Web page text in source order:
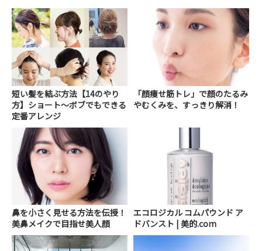
短い髪を結ぶ方法【14のやり
方】ショート～ボブでもできる
定番アレンジ
「顔痩せ筋トレ」で顔のたるみ
やむくみを、すっきり解消！
鼻を小さく見せる方法を伝授！
美鼻メイクで目指せ美人顔
エコロジカル コムパウンド ア
ドバンスト | 美的.com